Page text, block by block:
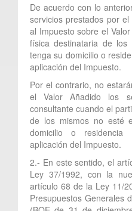
De acuerdo con lo
servicios prestados por
al Impuesto sobre el
física destinataria de los
tenga su domicilio o
aplicación del Impuesto.
Por el contrario, no
el Valor Añadido los
consultante cuando el
de los mismos no esté
domicilio o
aplicación del Impuesto.
2.- En este sentido, el
Ley 37/1992, con la
artículo 68 de la Ley 11/
Presupuestos Generales